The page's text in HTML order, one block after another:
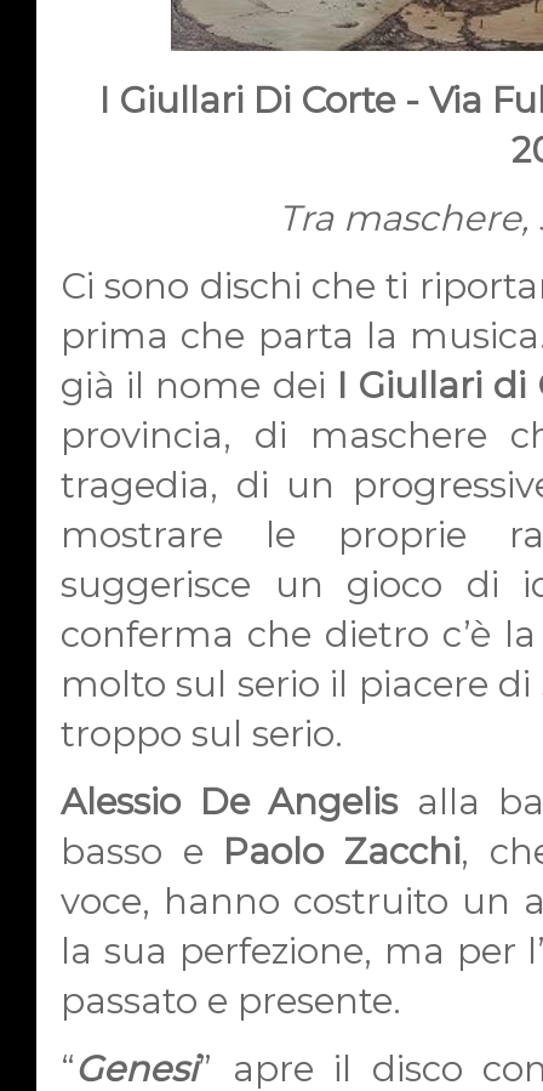
I Giullari Di Corte - Via
Tra
Ci sono dischi che ti
prima che parta la
già il nome dei I Giullari di
provincia, di maschere
tragedia, di un
mostrare le proprie
suggerisce un gioco di
conferma che dietro c’è
molto sul serio il piacere
troppo sul serio.
Alessio De Angelisalla
basso e Paolo Zacchi,
voce, hanno costruito un
la sua perfezione, ma per
passato e presente.
“Genesi” apre il disco